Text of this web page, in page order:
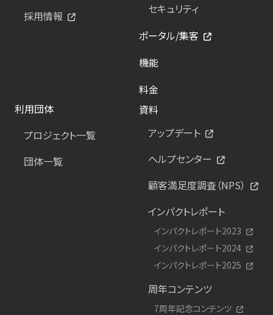
採用情報
セキュリティ
ポータル/集客
機能
料金
利用団体
プロジェクト一覧
団体一覧
資料
アップデート
ヘルプセンター
顧客満足度調査（NPS）
インパクトレポート
インパクトレポート2023
インパクトレポート2024
インパクトレポート2025
周年コンテンツ
7周年記念コンテンツ